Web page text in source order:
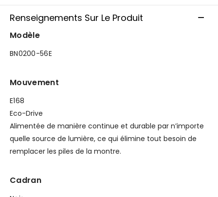
Renseignements Sur Le Produit
Modèle
BN0200-56E
Mouvement
E168
Eco-Drive
Alimentée de manière continue et durable par n’importe
quelle source de lumière, ce qui élimine tout besoin de
remplacer les piles de la montre.
Cadran